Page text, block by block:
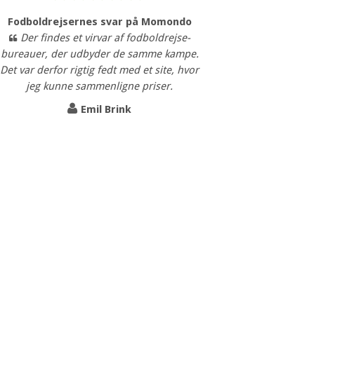
Fodboldrejsernes svar på Momondo
Der findes et virvar af fodboldrejse-
bureauer, der udbyder de samme kampe.
Det var derfor rigtig fedt med et site, hvor
jeg kunne sammenligne priser.
Emil Brink